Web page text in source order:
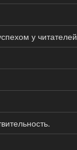
у читателей